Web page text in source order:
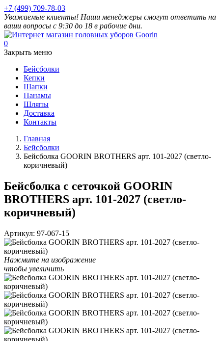
+7 (499) 709-78-03
Уважаемые клиенты! Наши менеджеры смогут ответить на
ваши вопросы с 9:30 до 18 в рабочие дни.
0
Закрыть меню
Бейсболки
Кепки
Шапки
Панамы
Шляпы
Доставка
Контакты
Главная
Бейсболки
Бейсболка GOORIN BROTHERS арт. 101-2027 (светло-
коричневый)
Бейсболка с сеточкой GOORIN
BROTHERS арт. 101-2027 (светло-
коричневый)
Артикул: 97-067-15
Нажмите на изображение
чтобы увеличить